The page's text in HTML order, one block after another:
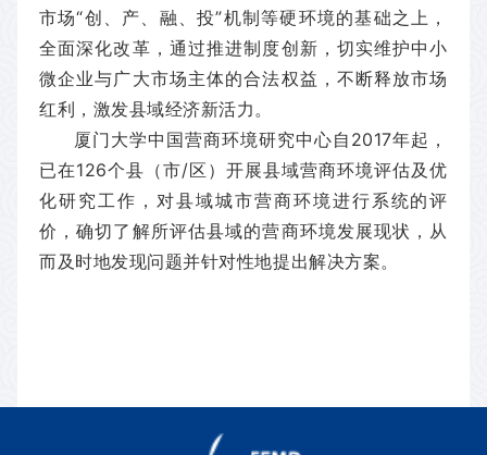
市场“创、产、融、投”机制等硬环境的基础之上，
全面深化改革，通过推进制度创新，切实维护中小
微企业与广大市场主体的合法权益，不断释放市场
红利，激发县域经济新活力。
厦门大学中国营商环境研究中心自2017年起，
已在126个县（市/区）开展县域营商环境评估及优
化研究工作， 对县域城市营商环境进行系统的评
价，确切了解所评估县域的营商环境发展现状，从
而及时地发现问题并针对性地提出解决方案。